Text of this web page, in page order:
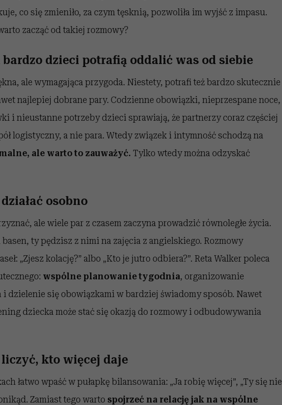
co się zmieniło, za czym tęsknią, pozwoliła im wyjść z impasu.
zacząć od takiej rozmowy?
bardzo dzieci potrafią oddalić was od siebie
ale wymagająca przygoda. Niestety, potrafi też bardzo skutecznie
najlepiej dobrane pary. Codzienne obowiązki, nieprzespane noce,
i nieustanne potrzeby dzieci sprawiają, że partnerzy coraz częściej
logistyczny, a nie para. Wtedy związek i intymność schodzą na
ale warto to zauważyć. Tylko wtedy można odzyskać
osobno
ale wiele par z czasem zaczyna prowadzić równoległe życia.
ty pędzisz z nimi na zajęcia z angielskiego. Rozmowy
„Zjesz kolację?” albo „Kto je jutro odbiera?”. Reta Walker poleca
wspólne planowanie tygodnia, organizowanie
dzielenie się obowiązkami w bardziej świadomy sposób. Nawet
dziecka może stać się okazją do rozmowy i odbudowywania
liczyć, kto więcej daje
łatwo wpaść w pułapkę bilansowania: „Ja robię więcej”, „Ty się nie
Zamiast tego warto spojrzeć na relację jak na wspólne